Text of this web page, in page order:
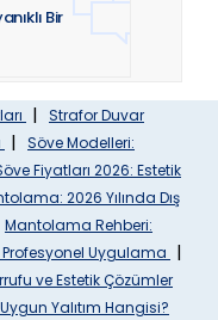
Bir
| Strafor Duvar
| Söve Modelleri:
Fiyatları 2026: Estetik
2026 Yılında Dış
Mantolama Rehberi:
Profesyonel Uygulama |
ve Estetik Çözümler
Yalıtım Hangisi?